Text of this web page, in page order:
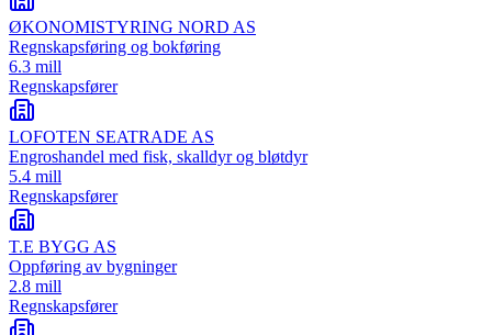
ØKONOMISTYRING NORD AS
Regnskapsføring og bokføring
6.3 mill
Regnskapsfører
LOFOTEN SEATRADE AS
Engroshandel med fisk, skalldyr og bløtdyr
5.4 mill
Regnskapsfører
T.E BYGG AS
Oppføring av bygninger
2.8 mill
Regnskapsfører